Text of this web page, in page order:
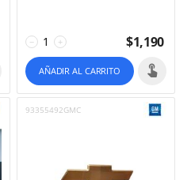
+
− $1,190
AÑADIR AL CARRITO
93355492GMC